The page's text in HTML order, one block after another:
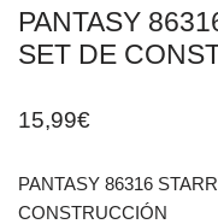
PANTASY
SET DE
15,99€
PANTASY 86316
CONSTRUCCIÓN